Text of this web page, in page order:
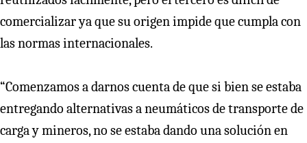
comercializar ya que su origen impide que cumpla con
las normas internacionales.
“Comenzamos a darnos cuenta de que si bien se estaba
entregando alternativas a neumáticos de transporte de
carga y mineros, no se estaba dando una solución en